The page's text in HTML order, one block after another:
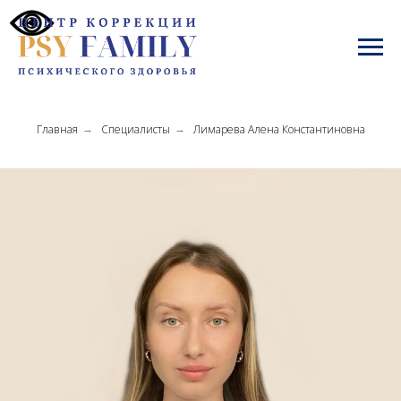
Главная → Специалисты → Лимарева Алена Константиновна